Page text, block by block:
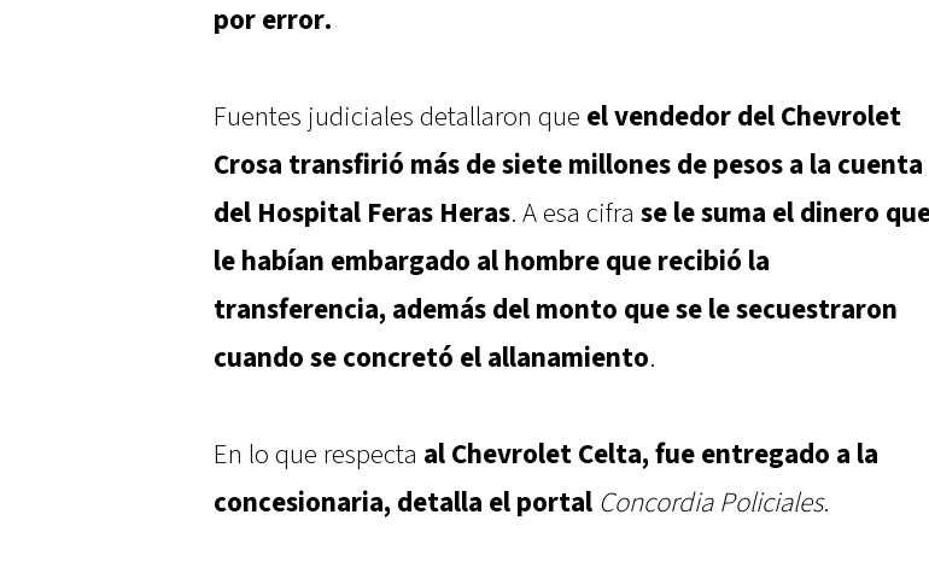
por error.
Fuentes judiciales detallaron que el vendedor del Chevrolet
Crosa transfirió más de siete millones de pesos a la cuenta
del Hospital Feras Heras. A esa cifra se le suma el dinero
le habían embargado al hombre que recibió la
transferencia, además del monto que se le secuestraron
cuando se concretó el allanamiento.
En lo que respecta al Chevrolet Celta, fue entregado a la
concesionaria, detalla el portal Concordia Policiales.